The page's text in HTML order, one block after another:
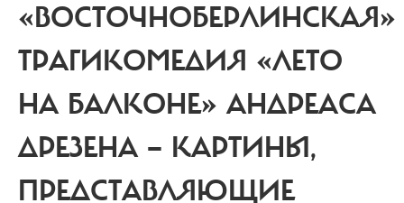
«ВОСТОЧНОБЕРЛИНСКАЯ»
ТРАГИКОМЕДИЯ «ЛЕТО
НА БАЛКОНЕ» АНДРЕАСА
ДРЕЗЕНА — КАРТИНЫ,
ПРЕДСТАВЛЯЮЩИЕ